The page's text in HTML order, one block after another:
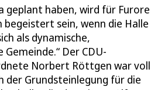
geplant haben, wird für Furore
begeistert sein, wenn die Halle
als dynamische,
Der CDU-
Norbert Röttgen war voll
der Grundsteinlegung für die